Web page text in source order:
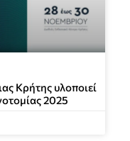
Κρήτης υλοποιεί
2025